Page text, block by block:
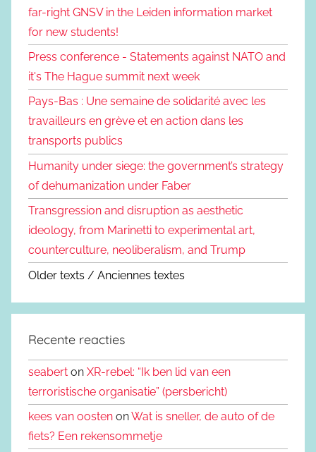
far-right GNSV in the Leiden information market
for new students!
Press conference - Statements against NATO and
it's The Hague summit next week
Pays-Bas : Une semaine de solidarité avec les
travailleurs en grève et en action dans les
transports publics
Humanity under siege: the government’s strategy
of dehumanization under Faber
Transgression and disruption as aesthetic
ideology, from Marinetti to experimental art,
counterculture, neoliberalism, and Trump
Older texts / Anciennes textes
Recente reacties
seabert on XR-rebel: “Ik ben lid van een
terroristische organisatie” (persbericht)
kees van oosten onWat is sneller, de auto of de
fiets? Een rekensommetje